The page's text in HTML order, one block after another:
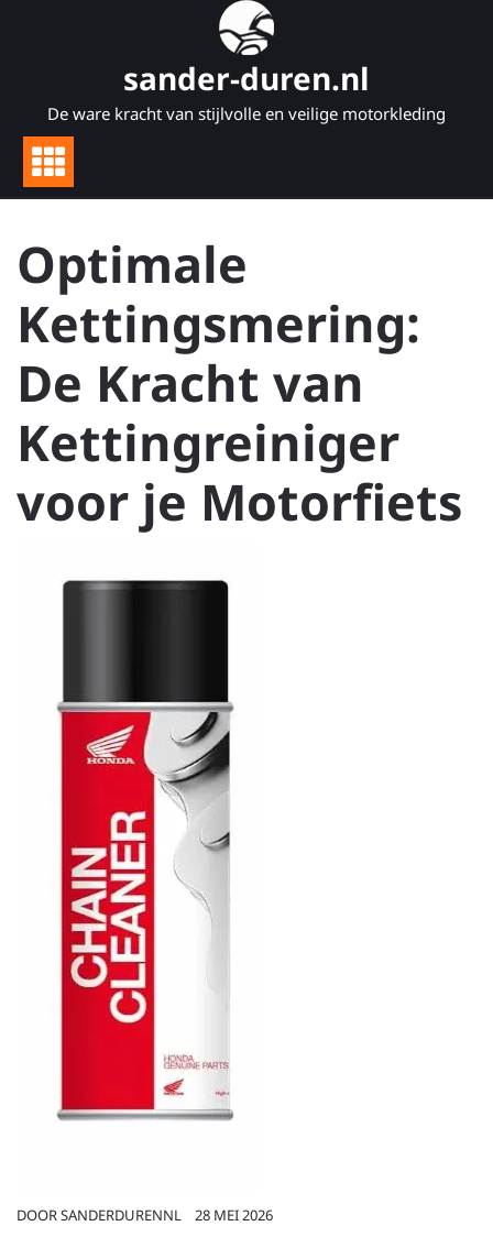
sander-duren.nl
De ware kracht van stijlvolle en veilige motorkleding
Optimale
Kettingsmering:
De Kracht van
Kettingreiniger
voor je Motorfiets
DOORSANDERDURENNL 28 MEI 2026